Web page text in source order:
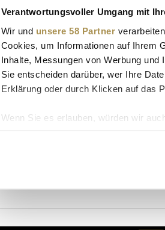
Verantwortungsvoller Umgang mit
Wir und unsere 58 Partner
Cookies, um Informationen auf Ihrem
Inhalte, Messungen von Werbung
Sie entscheiden darüber, wer Ihre
Erklärung oder durch Klicken auf das
Wenn Sie es erlauben, würden wir
Erfahren Sie mehr darüber, wie Ihre
Wir verwenden Cookies, um Inhalte